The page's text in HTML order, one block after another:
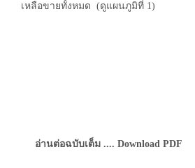
เหลือขายทั้งหมด (ดูแผนภูมิที่ 1)
อ่านต่อฉบับเต็ม .... Download PDF